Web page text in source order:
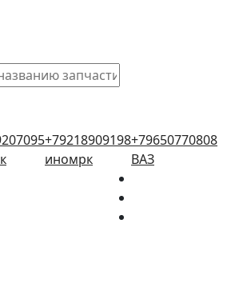
+79218909198
иномрк
+79650770808
ВАЗ